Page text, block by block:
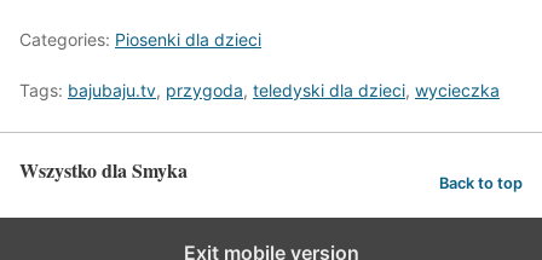
Categories: Piosenki dla dzieci
Tags: bajubaju.tv, przygoda, teledyski dla dzieci, wycieczka
Wszystko dla Smyka Back to top
Exit mobile version